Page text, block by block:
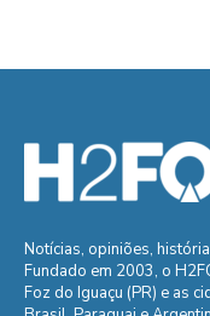
Notícias, opiniões,
Fundado em 2003, o
Foz do Iguaçu (PR) e as